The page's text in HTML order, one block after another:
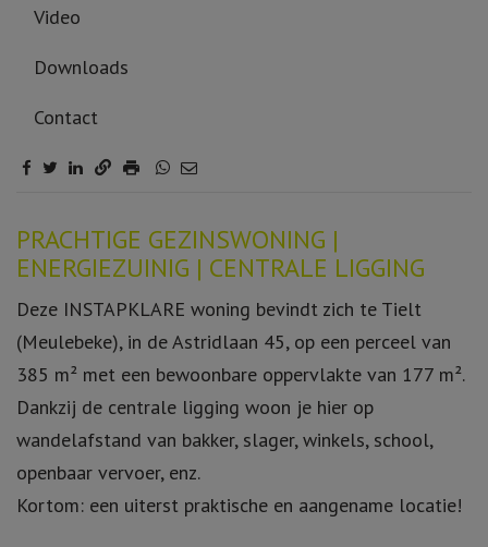
Video
Downloads
Contact
Omschrijving
PRACHTIGE GEZINSWONING |
ENERGIEZUINIG | CENTRALE LIGGING
Deze INSTAPKLARE woning bevindt zich te Tielt
(Meulebeke), in de Astridlaan 45, op een perceel van
385 m² met een bewoonbare oppervlakte van 177 m².
Dankzij de centrale ligging woon je hier op
wandelafstand van bakker, slager, winkels, school,
openbaar vervoer, enz.
Kortom: een uiterst praktische en aangename locatie!